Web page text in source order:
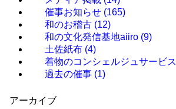
催事お知らせ (165)
和のお稽古 (12)
和の文化発信基地aiiro (9)
土佐紙布 (4)
着物のコンシェルジュサービス
過去の催事 (1)
アーカイブ